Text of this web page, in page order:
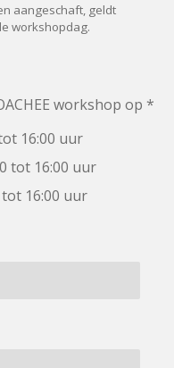
aangeschaft, geldt
workshopdag.
workshop op *
16:00 uur
tot 16:00 uur
16:00 uur